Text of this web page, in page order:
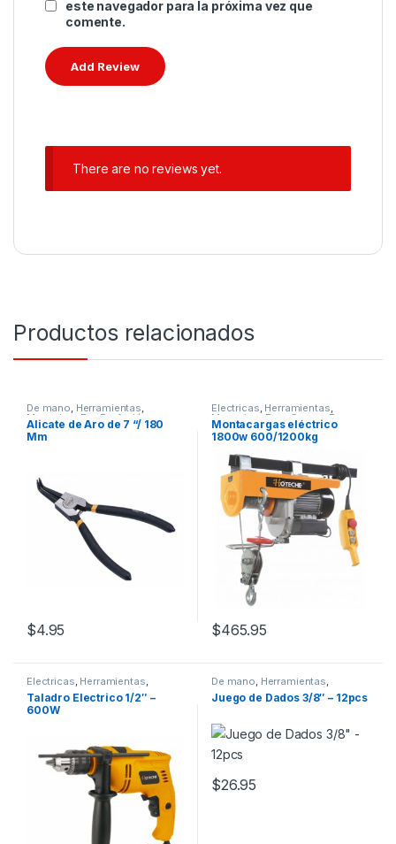
este navegador para la próxima vez que
comente.
There are no reviews yet.
Productos relacionados
De mano, Herramientas,
Mecanico Por Profesión
Alicate de Aro de 7 “/ 180
Mm
$4.95
Electricas, Herramientas,
Mecanico Para Carros Por
Profesión
Montacargas eléctrico
1800w 600/1200kg
$465.95
Electricas, Herramientas,
Mecanico,Por Profesión
Taladro Electrico 1/2″ –
600W
De mano, Herramientas,
Mecanico Por Profesión
Juego de Dados 3/8″ – 12pcs
$26.95